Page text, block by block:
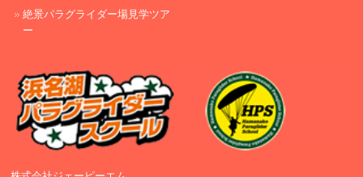
絶景パラグライダー場見学ツア
ー